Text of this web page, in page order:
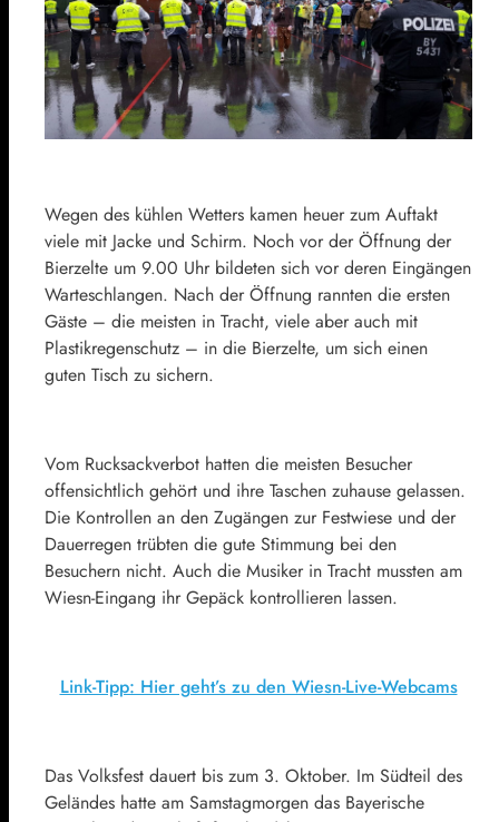
Wegen des kühlen Wetters kamen heuer zum Auftakt
viele mit Jacke und Schirm. Noch vor der Öffnung der
Bierzelte um 9.00 Uhr bildeten sich vor deren Eingängen
Warteschlangen. Nach der Öffnung rannten die ersten
Gäste – die meisten in Tracht, viele aber auch mit
Plastikregenschutz – in die Bierzelte, um sich einen
guten Tisch zu sichern.
Vom Rucksackverbot hatten die meisten Besucher
offensichtlich gehört und ihre Taschen zuhause gelassen.
Die Kontrollen an den Zugängen zur Festwiese und der
Dauerregen trübten die gute Stimmung bei den
Besuchern nicht. Auch die Musiker in Tracht mussten am
Wiesn-Eingang ihr Gepäck kontrollieren lassen.
Link-Tipp: Hier geht’s zu den Wiesn-Live-Webcams
Das Volksfest dauert bis zum 3. Oktober. Im Südteil des
Geländes hatte am Samstagmorgen das Bayerische